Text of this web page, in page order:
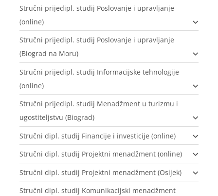
Stručni prijedipl. studij Poslovanje i upravljanje
(online)
Stručni prijedipl. studij Poslovanje i upravljanje
(Biograd na Moru)
Stručni prijedipl. studij Informacijske tehnologije
(online)
Stručni prijedipl. studij Menadžment u turizmu i
ugostiteljstvu (Biograd)
Stručni dipl. studij Financije i investicije (online)
Stručni dipl. studij Projektni menadžment (online)
Stručni dipl. studij Projektni menadžment (Osijek)
Stručni dipl. studij Komunikacijski menadžment